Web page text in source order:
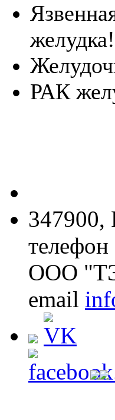
желудка!
РАК
347900,
ООО
email